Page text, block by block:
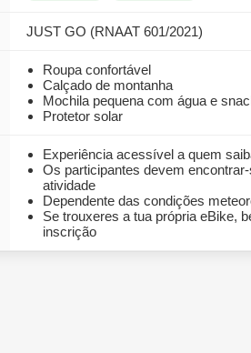
JUST GO (RNAAT 601/2021)
Roupa confortável
Calçado de montanha
Mochila pequena com água e
Protetor solar
Experiência acessível a quem
Os participantes devem
atividade
Dependente das condições
Se trouxeres a tua própria eBike,
inscrição